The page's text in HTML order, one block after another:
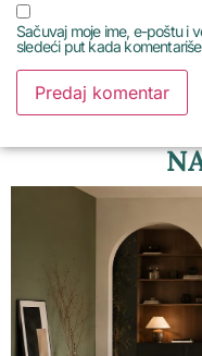
Sačuvaj moje ime, e-poštu i
sledeći put kada